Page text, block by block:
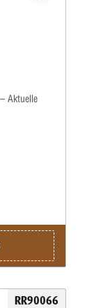
Aktuelle
RR90066